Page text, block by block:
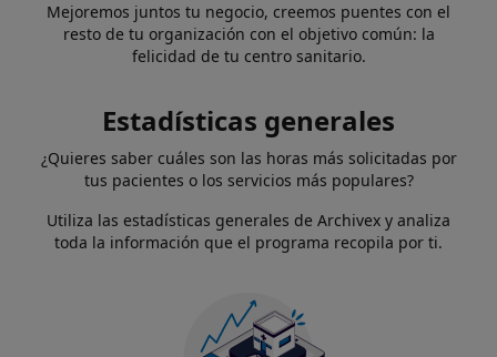
Mejoremos juntos tu negocio, creemos puentes con el
resto de tu organización con el objetivo común: la
felicidad de tu centro sanitario.
Estadísticas generales
¿Quieres saber cuáles son las horas más solicitadas por
tus pacientes o los servicios más populares?
Utiliza las estadísticas generales de Archivex y analiza
toda la información que el programa recopila por ti.